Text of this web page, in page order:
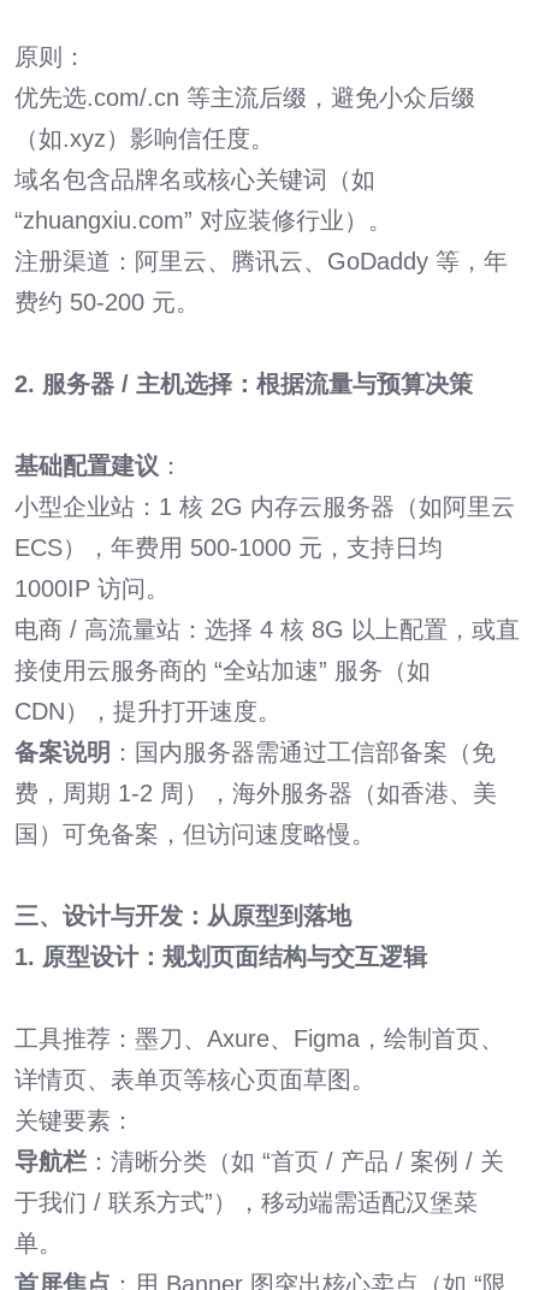
原则：
优先选.com/.cn 等主流后缀，避免小众后缀
（如.xyz）影响信任度。
域名包含品牌名或核心关键词（如
“zhuangxiu.com” 对应装修行业）。
注册渠道：阿里云、腾讯云、GoDaddy 等，年
费约 50-200 元。
2. 服务器 / 主机选择：根据流量与预算决策
基础配置建议 ：
小型企业站：1 核 2G 内存云服务器（如阿里云
ECS），年费用 500-1000 元，支持日均
1000IP 访问。
电商 / 高流量站：选择 4 核 8G 以上配置，或直
接使用云服务商的 “全站加速” 服务（如
CDN），提升打开速度。
备案说明 ：国内服务器需通过工信部备案（免
费，周期 1-2 周），海外服务器（如香港、美
国）可免备案，但访问速度略慢。
三、设计与开发：从原型到落地
1. 原型设计：规划页面结构与交互逻辑
工具推荐：墨刀、Axure、Figma，绘制首页、
详情页、表单页等核心页面草图。
关键要素：
导航栏 ：清晰分类（如 “首页 / 产品 / 案例 / 关
于我们 / 联系方式”），移动端需适配汉堡菜
单。
首屏焦点 ：用 Banner 图突出核心卖点（如 “限